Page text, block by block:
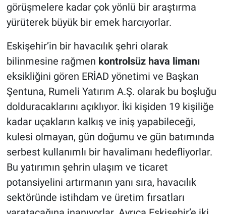
görüşmelere kadar çok yönlü bir araştırma
yürüterek büyük bir emek harcıyorlar.
Eskişehir’in bir havacılık şehri olarak
bilinmesine rağmen kontrolsüz hava limanı
eksikliğini gören ERİAD yönetimi ve Başkan
Şentuna, Rumeli Yatırım A.Ş. olarak bu boşluğu
dolduracaklarını açıklıyor. İki kişiden 19 kişiliğe
kadar uçakların kalkış ve iniş yapabileceği,
kulesi olmayan, gün doğumu ve gün batımında
serbest kullanımlı bir havalimanı hedefliyorlar.
Bu yatırımın şehrin ulaşım ve ticaret
potansiyelini artırmanın yanı sıra, havacılık
sektöründe istihdam ve üretim fırsatları